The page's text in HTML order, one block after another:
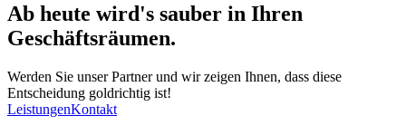
Ab heute wird's sauber in Ihren
Geschäftsräumen.
Werden Sie unser Partner und wir zeigen Ihnen, dass diese
Entscheidung goldrichtig ist!
LeistungenKontakt